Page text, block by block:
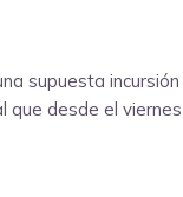
supuesta
desde el